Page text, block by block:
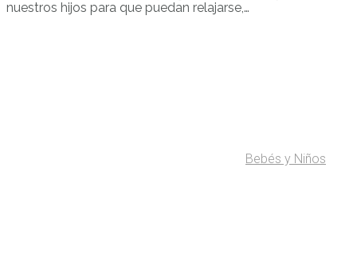
nuestros hijos para que puedan relajarse,…
Bebés y Niños